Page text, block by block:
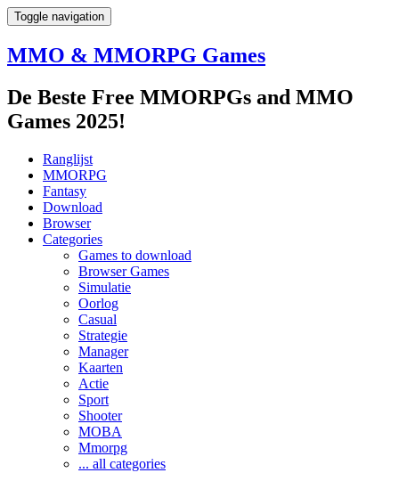
Toggle navigation
MMO & MMORPG Games
De Beste Free MMORPGs and MMO
Games 2025!
Ranglijst
MMORPG
Fantasy
Download
Browser
Categories
Games to download
Browser Games
Simulatie
Oorlog
Casual
Strategie
Manager
Kaarten
Actie
Sport
Shooter
MOBA
Mmorpg
... all categories